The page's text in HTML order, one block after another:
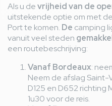
Als u devrijheid van de
uitstekende optie om met
Port te komen. De camping
vanuit veel steden
een routebeschrijving:
Vanaf Bordeaux:
Neem de afslag
D125 en D652 richting
1u30 voor de reis.